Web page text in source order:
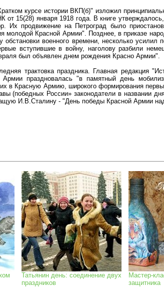
курсе истории ВКП(б)" изложил
от 15(28) января 1918 года. В книге
Их продвижение на Петроград было
молодой Красной Армии". Позднее, в приказе
обстановки военного времени, несколько
вступившие в войну, наголову разбили
был объявлен днем рождения Красно Армии".
трактовка праздника. Главная редакция
праздновалась "в памятный день
в Красную Армию, широкого формирования
(победных России» законодатели в названии
И.В.Сталину - "День победы Красной Армии
Татьянин день: соединение двух
праздников
Мастер-
защитника